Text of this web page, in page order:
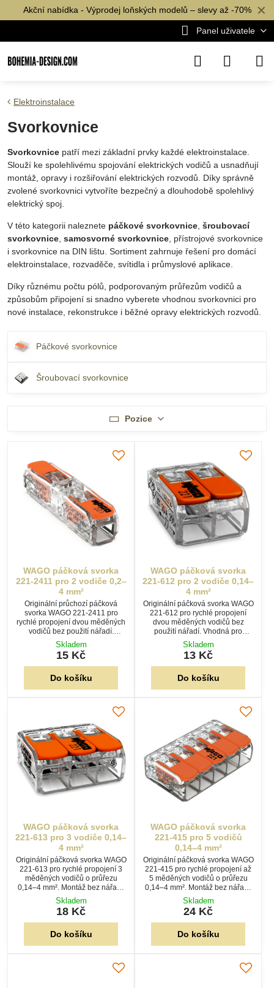
✕
Akční nabídka - Výprodej loňských modelů – slevy až -70%
Panel uživatele
Elektroinstalace
Svorkovnice
Svorkovnice patří mezi základní prvky každé elektroinstalace.
Slouží ke spolehlivému spojování elektrických vodičů a usnadňují
montáž, opravy i rozšiřování elektrických rozvodů. Díky správně
zvolené svorkovnici vytvoříte bezpečný a dlouhodobě spolehlivý
elektrický spoj.
V této kategorii naleznete páčkové svorkovnice šroubovací
svorkovnice samosvorné svorkovnice , přístrojové svorkovnice
i svorkovnice na DIN lištu. Sortiment zahrnuje řešení pro domácí
elektroinstalace, rozvaděče, svítidla i průmyslové aplikace.
Díky různému počtu pólů, podporovaným průřezům vodičů a
způsobům připojení si snadno vyberete vhodnou svorkovnici pro
nové instalace, rekonstrukce i běžné opravy elektrických rozvodů.
Páčkové svorkovnice
Šroubovací svorkovnice
Pozice
WAGO páčková svorka
221-2411 pro 2 vodiče 0,2–
4 mm²
Originální průchozí páčková
svorka WAGO 221-2411 pro
rychlé propojení dvou měděných
vodičů bez použití nářadí.
Vhodná pro vodiče 0,2–4 mm², s
průhledným tělem pro snadnou
kontrolu zapojení.
Skladem
15 Kč
Do košíku
WAGO páčková svorka
221-612 pro 2 vodiče 0,14–
4 mm²
Originální páčková svorka WAGO
221-612 pro rychlé propojení
dvou měděných vodičů bez
použití nářadí. Vhodná pro
vodiče 0,14–4 mm², s technologií
CAGE CLAMP® a průhledným
tělem pro snadnou kontrolu
zapojení.
Skladem
13 Kč
Do košíku
WAGO páčková svorka
221-613 pro 3 vodiče 0,14–
4 mm²
Originální páčková svorka WAGO
221-613 pro rychlé propojení 3
měděných vodičů o průřezu
0,14–4 mm². Montáž bez nářadí,
technologie CAGE CLAMP® a
průhledné tělo pro snadnou
kontrolu zapojení.
Skladem
18 Kč
Do košíku
WAGO páčková svorka
221-415 pro 5 vodičů
0,14–4 mm²
Originální páčková svorka WAGO
221-415 pro rychlé propojení až
5 měděných vodičů o průřezu
0,14–4 mm². Montáž bez nářadí,
technologie CAGE CLAMP® a
průhledné tělo pro kontrolu
zapojení.
Skladem
24 Kč
Do košíku